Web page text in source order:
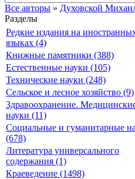
Все авторы » Духовской
Разделы
Редкие издания на
языках (4)
Книжные памятники (388)
Естественные науки (105)
Технические науки (248)
Сельское и лесное хозяйство (9)
Здравоохранение.
науки (11)
Социальные и гуманитарные
(678)
Литература универсального
содержания (1)
Краеведение (1498)